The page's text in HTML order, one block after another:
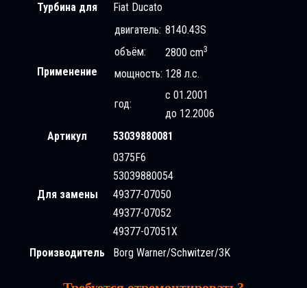
Турбина для Fiat Ducatо
Применение
двигатель: 8140.43S
объём:
2800 cm3
мощность: 128 л.с.
год:
с 01.2001
до 12.2006
Артикул
53039880081
Для замены
0375F6
53039880054
49377-07050
49377-07052
49377-07051X
Производитель
Borg Warner/Schwitzer/3K